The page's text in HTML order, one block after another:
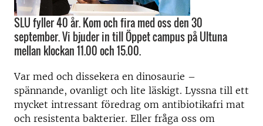
SLU fyller 40 år. Kom och fira med oss den 30
september. Vi bjuder in till Öppet campus på Ultuna
mellan klockan 11.00 och 15.00.
Var med och dissekera en dinosaurie –
spännande, ovanligt och lite läskigt. Lyssna till ett
mycket intressant föredrag om antibiotikafri mat
och resistenta bakterier. Eller fråga oss om